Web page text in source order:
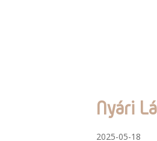
Nyári
2025-05-18